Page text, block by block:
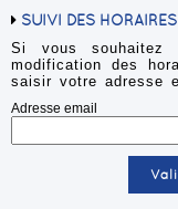
SUIVI DES HORAIRES
Si vous
modification des
saisir votre adresse
Adresse email